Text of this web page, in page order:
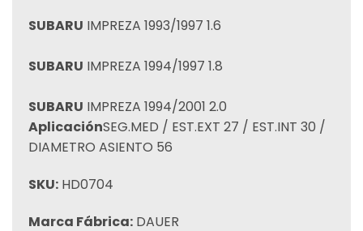
SUBARU IMPREZA 1993/1997 1.6
SUBARU IMPREZA 1994/1997 1.8
SUBARU IMPREZA 1994/2001 2.0
AplicaciónSEG.MED / EST.EXT 27 / EST.INT 30 /
DIAMETRO ASIENTO 56
SKU: HD0704
Marca Fábrica: DAUER